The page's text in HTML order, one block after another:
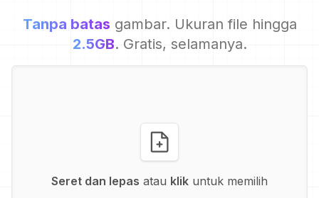
Tanpa batas gambar. Ukuran file hingga
2.5GB. Gratis, selamanya.
Seret dan lepas atau klik untuk memilih